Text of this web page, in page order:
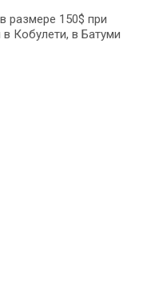
размере 150$ при
Кобулети, в Батуми